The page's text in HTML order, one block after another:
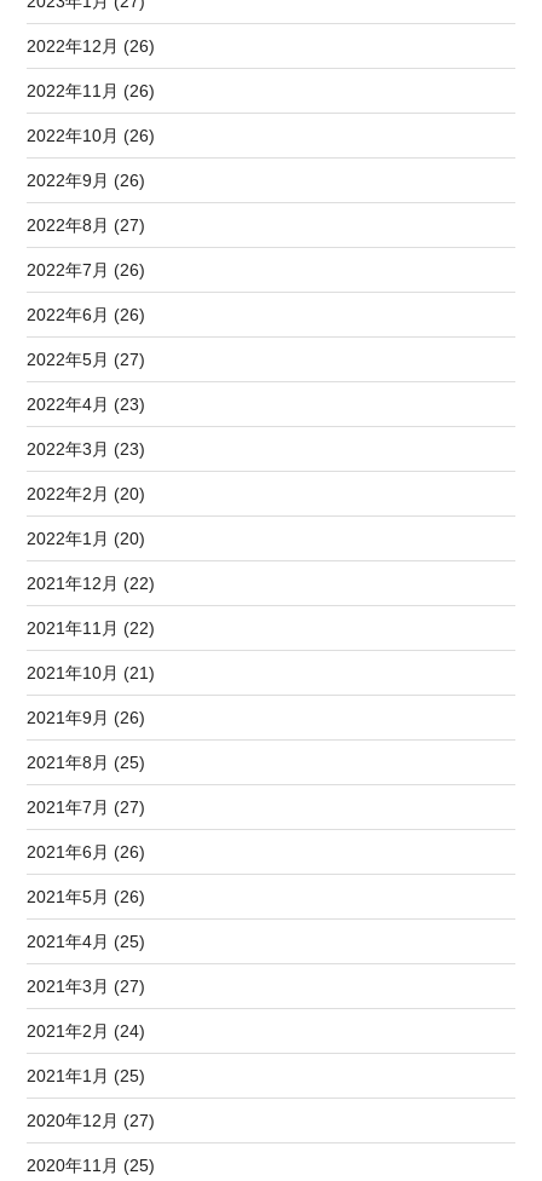
2022年12月 (26)
2022年11月 (26)
2022年10月 (26)
2022年9月 (26)
2022年8月 (27)
2022年7月 (26)
2022年6月 (26)
2022年5月 (27)
2022年4月 (23)
2022年3月 (23)
2022年2月 (20)
2022年1月 (20)
2021年12月 (22)
2021年11月 (22)
2021年10月 (21)
2021年9月 (26)
2021年8月 (25)
2021年7月 (27)
2021年6月 (26)
2021年5月 (26)
2021年4月 (25)
2021年3月 (27)
2021年2月 (24)
2021年1月 (25)
2020年12月 (27)
2020年11月 (25)